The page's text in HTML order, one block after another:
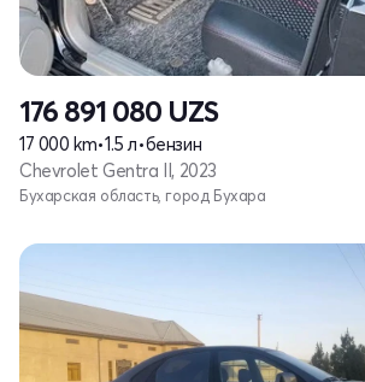
176 891 080 UZS
17 000 km•1.5 л•бензин
Chevrolet Gentra II, 2023
Бухарская область, город Бухара